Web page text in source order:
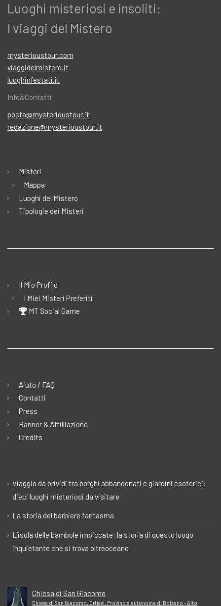
Luoghi misteriosi e insoliti:
I viaggi del Mistero
mysterioustour.com
viaggidelmistero.it
luoghinfestati.it
Info&Contatti:
posta@mysterioustour.it
redazione@mysterioustour.it
Misteri
Mappa
Luoghi del Mistero
Tipologie dei Misteri
Il Mio Profilo
I Miei Misteri Preferiti
MT Social Game
Aiuto / FAQ
Contatti
Press
Banner & Affilliazione
Credits
Viaggio da brividi tra borghi abbandonati e giardini esoterici:
dieci luoghi misteriosi da visitare
La storia del barbiere fantasma
L’isola delle bambole impiccate: la storia di questo luogo
inquietante che si trova oltreoceano
Chiesa di San Giacomo
Chiesa di San Giacomo, Ortisei, Provincia autonoma di Bolzano - Alto